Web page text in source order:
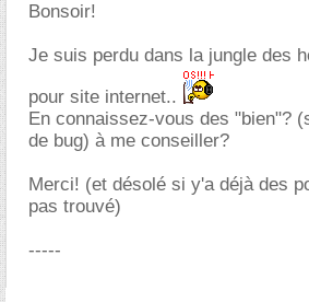
Bonsoir!
Je suis perdu dans la jungle des
pour site internet..
En connaissez-vous des "bien"?
de bug) à me conseiller?
Merci! (et désolé si y'a déjà des
pas trouvé)
-----